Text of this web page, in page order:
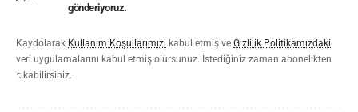
gönderiyoruz.
Kaydolarak Kullanım Koşullarımızı kabul etmiş ve Gizlilik Politikamızdaki
veri uygulamalarını kabul etmiş olursunuz. İstediğiniz zaman abonelikten
çıkabilirsiniz.